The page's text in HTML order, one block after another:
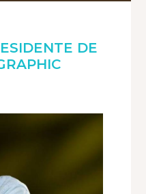
DE